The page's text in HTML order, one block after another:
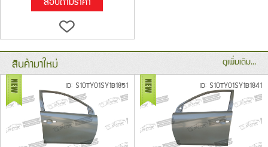
สินค้ามาใหม่ ดูเพิ่มเติม...
ID: S10TY01SY1B1851 ID: S10TY01SY1B1841